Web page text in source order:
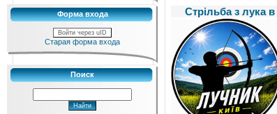
Форма входа
Войти через uID
Старая форма входа
Поиск
Стрільба з лука